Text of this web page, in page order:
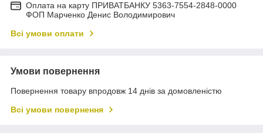
Оплата на карту ПРИВАТБАНКУ 5363-7554-2848-0000
ФОП Марченко Денис Володимирович
Всі умови оплати
Умови повернення
Повернення товару впродовж 14 днів за домовленістю
Всі умови повернення